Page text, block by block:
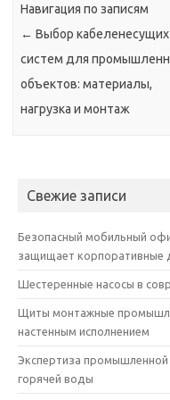
Навигация по записям
← Выбор кабеленесущих
систем для
объектов: материалы,
нагрузка и монтаж
Свежие записи
Безопасный мобильный
защищает корпоративные
Шестеренные насосы в
Щиты монтажные
настенным исполнением
Экспертиза
горячей воды